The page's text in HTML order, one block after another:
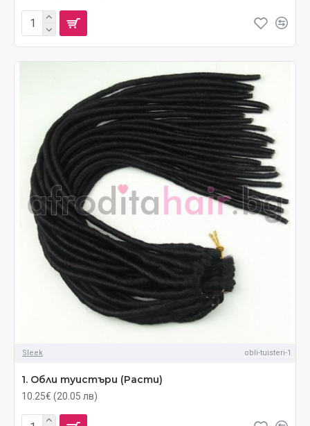
Sleek obli-tuisteri-1
1. Обли туистъри (Расти)
10.25€ (20.05 лв)